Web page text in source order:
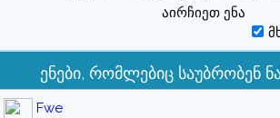
აირჩიეთ ენა
ენები, რომლებიც საუბრობენ
Fwe